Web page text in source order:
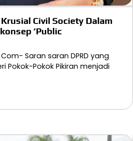
Civil Society Dalam
‘Public
Saran saran DPRD yang
Pokok-Pokok Pikiran menjadi